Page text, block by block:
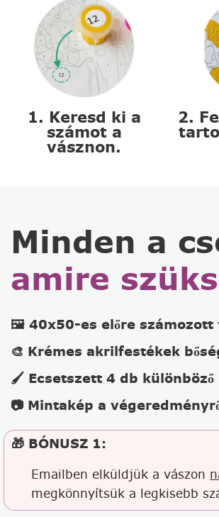
1. Keresd ki a
számot a
vásznon.
2.
Minden a
amire
🖼️ 40x50-es előre számozott
🎨 Krémes akrilfestékek
🖌️ Ecsetszett 4 db különböző
📷 Mintakép a
🎁 BÓNUSZ 1:
Emailben elküldjük a vászon
megkönnyítsük a legkisebb